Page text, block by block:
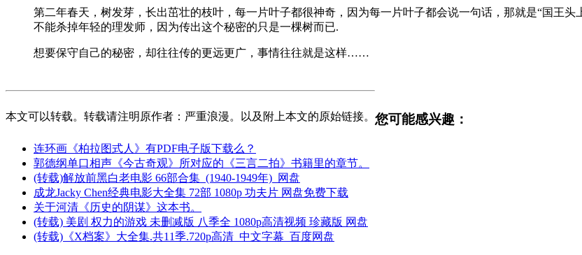
第二年春天，树发芽，长出茁壮的枝叶，每一片叶子都很神奇，因为每一片叶子都会说一句话，那就是“国王
不能杀掉年轻的理发师，因为传出这个秘密的只是一棵树而已.
想要保守自己的秘密，却往往传的更远更广，事情往往就是这样……
本文可以转载。转载请注明原作者：严重浪漫。以及附上本文的原始链接。 您可能感兴趣：
连环画《柏拉图式人》有PDF电子版下载么？
郭德纲单口相声《今古奇观》所对应的《三言二拍》书籍里的章节。
(转载)解放前黑白老电影 66部合集_(1940-1949年)_网盘
成龙Jacky Chen经典电影大全集 72部 1080p 功夫片 网盘免费下载
关于河清《历史的阴谋》这本书。
(转载) 美剧 权力的游戏 未删减版 八季全 1080p高清视频 珍藏版 网盘
(转载)《X档案》大全集.共11季.720p高清_中文字幕_百度网盘